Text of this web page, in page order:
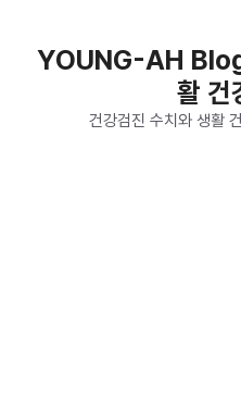
YOUNG-AH Blog
활 건
건강검진 수치와 생활